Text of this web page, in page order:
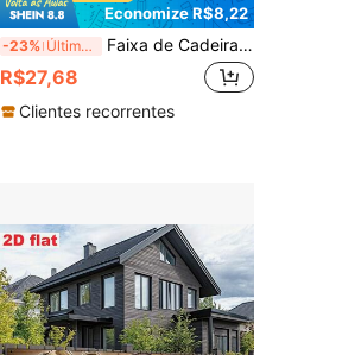
Economize R$8,22
-23% Últimos 3 dias Faixa de Cadeira Alta para Aniversário de 1 Ano, Guirlanda de Flores com Borlas, Decorações de Aniversário Boêmias, Borlas Marrom e Bege
R$27,68
Clientes recorrentes